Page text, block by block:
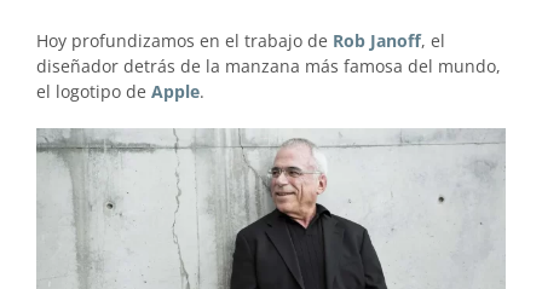
Hoy profundizamos en el trabajo de Rob Janoff, el
diseñador detrás de la manzana más famosa del mundo,
el logotipo de Apple.